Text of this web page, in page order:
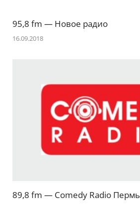
95,8 fm — Новое радио
16.09.2018
89,8 fm — Comedy Radio Пермь